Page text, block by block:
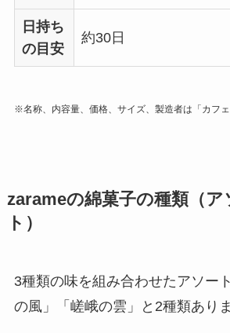
日持ち
の目安
約30日
※名称、内容量、価格、サイズ、製造者は「カフ
zarameの綿菓子の種類（ア
ト）
3種類の味を組み合わせたアソー
の風」「嵯峨の雲」と2種類ありま